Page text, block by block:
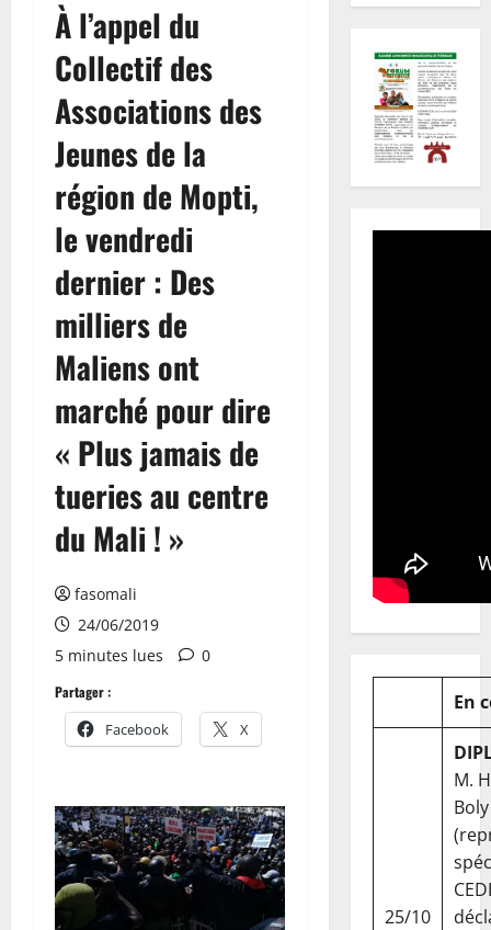
À l’appel du
Collectif des
Associations des
Jeunes de la
région de Mopti,
le vendredi
dernier : Des
milliers de
Maliens ont
marché pour dire
« Plus jamais de
tueries au centre
du Mali ! »
fasomali
24/06/2019
5 minutes lues
0
Partager :
Facebook X
En
25/10
M.
Boly